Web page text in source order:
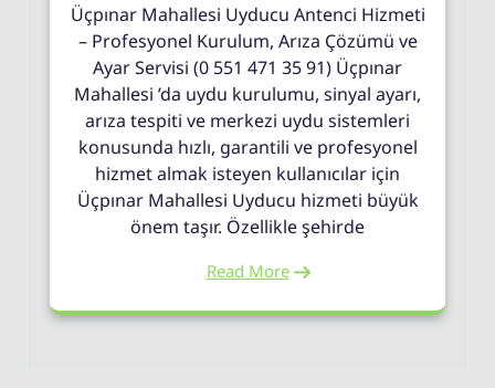
Üçpınar Mahallesi Uyducu Antenci Hizmeti
– Profesyonel Kurulum, Arıza Çözümü ve
Ayar Servisi (0 551 471 35 91) Üçpınar
Mahallesi ’da uydu kurulumu, sinyal ayarı,
arıza tespiti ve merkezi uydu sistemleri
konusunda hızlı, garantili ve profesyonel
hizmet almak isteyen kullanıcılar için
Üçpınar Mahallesi Uyducu hizmeti büyük
önem taşır. Özellikle şehirde
Read More